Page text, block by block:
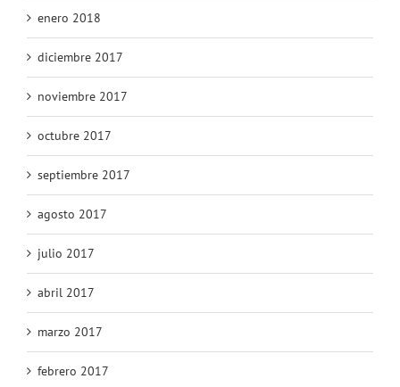
enero 2018
diciembre 2017
noviembre 2017
octubre 2017
septiembre 2017
agosto 2017
julio 2017
abril 2017
marzo 2017
febrero 2017